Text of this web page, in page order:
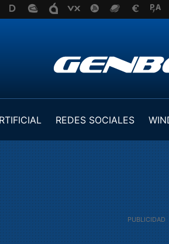
REDES SOCIALES